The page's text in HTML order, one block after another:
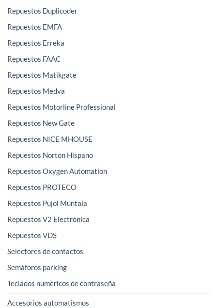
Repuestos Duplicoder
Repuestos EMFA
Repuestos Erreka
Repuestos FAAC
Repuestos Matikgate
Repuestos Medva
Repuestos Motorline Professional
Repuestos New Gate
Repuestos NICE MHOUSE
Repuestos Norton Hispano
Repuestos Oxygen Automation
Repuestos PROTECO
Repuestos Pujol Muntala
Repuestos V2 Electrónica
Repuestos VDS
Selectores de contactos
Semáforos parking
Teclados numéricos de contraseña
Accesorios automatismos